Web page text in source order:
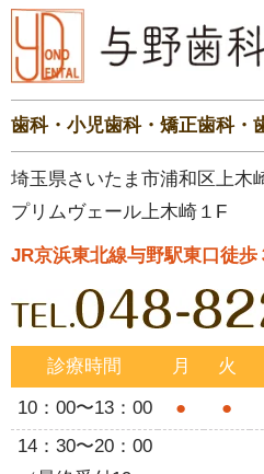
歯科・小児歯科・矯正歯科・
埼玉県さいたま市浦和区上木
プリムヴェール上木崎１F
JR京浜東北線与野駅東口徒歩
診療時間 月 火
10：00〜13：00
● ●
14：30〜20：00